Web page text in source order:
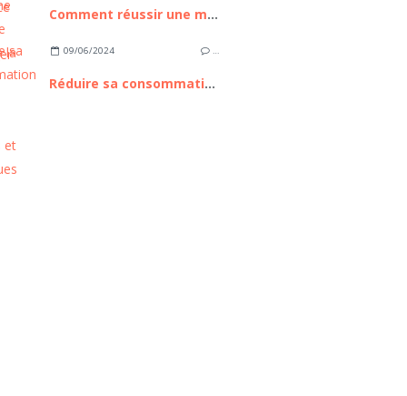
Comment réussir une manucure parfaite à la maison ?
09/06/2024 …
Réduire sa consommation d'eau : astuces pratiques et écologiques